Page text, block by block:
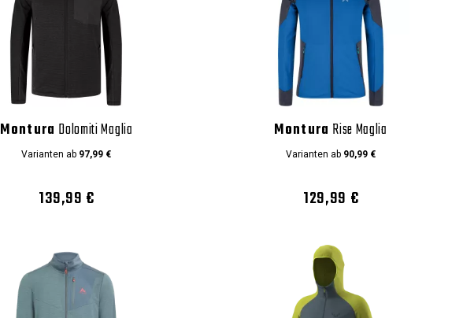
Montura Dolomiti Maglia
Varianten ab 97,99 €
139,99 €
Montura Rise Maglia
Varianten ab 90,99 €
129,99 €